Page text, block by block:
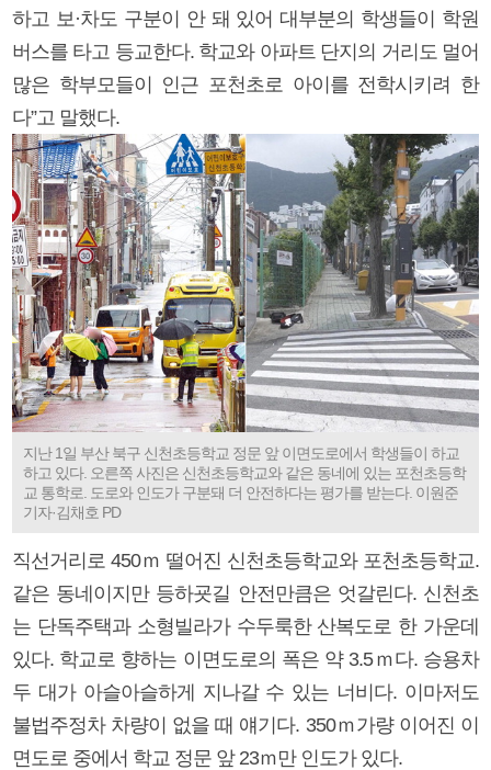
하고 보·차도 구분이 안 돼 있어 대부분의 학생들이 학원
버스를 타고 등교한다. 학교와 아파트 단지의 거리도 멀어
많은 학부모들이 인근 포천초로 아이를 전학시키려 한
다”고 말했다.
지난 1일 부산 북구 신천초등학교 정문 앞 이면도로에서 학생들이 하교
하고 있다. 오른쪽 사진은 신천초등학교와 같은 동네에 있는 포천초등학
교 통학로. 도로와 인도가 구분돼 더 안전하다는 평가를 받는다. 이원준
기자·김채호 PD
직선거리로 450ｍ 떨어진 신천초등학교와 포천초등학교.
같은 동네이지만 등하굣길 안전만큼은 엇갈린다. 신천초
는 단독주택과 소형빌라가 수두룩한 산복도로 한 가운데
있다. 학교로 향하는 이면도로의 폭은 약 3.5ｍ다. 승용차
두 대가 아슬아슬하게 지나갈 수 있는 너비다. 이마저도
불법주정차 차량이 없을 때 얘기다. 350ｍ가량 이어진 이
면도로 중에서 학교 정문 앞 23ｍ만 인도가 있다.